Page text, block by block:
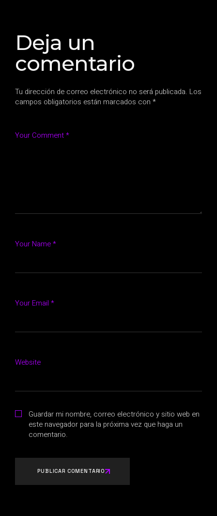
Deja un
comentario
Tu dirección de correo electrónico no será publicada. Los
campos obligatorios están marcados con*
Your Comment *
Your Name *
Your Email *
Website
Guardar mi nombre, correo electrónico y sitio web en
este navegador para la próxima vez que haga un
comentario.
PUBLICAR COMENTARIO